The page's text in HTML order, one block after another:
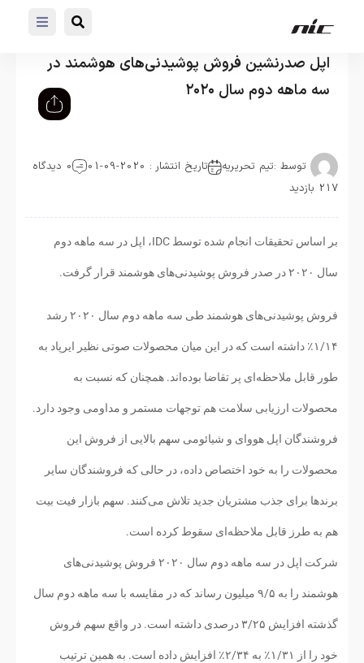
اپل صدرنشین فروش پوشیدنی‌های هوشمند در
سه ماهه دوم سال ۲۰۲۰
توسط :تیم تحریریه تاریخ انتشار : 2020-09-01
0 دیدگاه
217 بازدید
بر اساس تحقیقات انجام شده توسط IDC، اپل در سه ماهه دوم
سال ۲۰۲۰ در صدر فروش پوشیدنی‌‌‌‌‌‌های هوشمند قرار گرفت.
فروش پوشیدنی‌‌‌های هوشمند طی سه ماهه دوم سال ۲۰۲۰ رشد
۱/۱۴٪ داشته است که در این میان محصولات صوتی نظیر ایرپاد به‌
طور قابل ملاحظه‌ای پر تقاضا بوده‌اند. همچنان که نسبت به
محصولات ارزیابی سلامت هم توجهات مستمر و مداومی وجود دارد.
فروشندگان اپل هووای و شیائومی سهم بالایی از فروش این
محصولات را به خود اختصاص داده، در حالی ‌که فروشندگان سایر
برندها برای جذب مشتریان جدید تلاش می‌کنند. سهم بازار فیت ‌بیت
هم به طرز قابل ملاحظه‌ای سقوط کرده است.
شرکت اپل در سه ماهه دوم سال ۲۰۲۰ فروش پوشیدنی‌های
هوشمند را به ۹/۵ میلیون رساند که در مقایسه با سه ماهه دوم سال
گذشته افزایش ۳/۲۵ درصدی داشته است. در واقع سهم فروش
خود را از ۱/۳۱٪ به ۲/۳۴٪ افزایش داده است. به همین ترتیب